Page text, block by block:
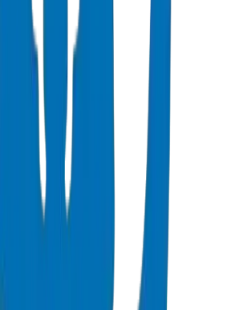
: Guide Complet
les tuyaux sous pression UPVC — MRS
essais.
et Conformité
et certifications internationales pour la